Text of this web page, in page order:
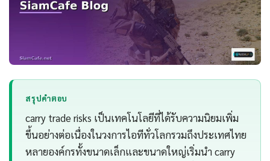
สรุปคำตอบ
carry trade risks เป็นเทคโนโลยีที่ได้รับความนิยมเพิ่ม
ขึ้นอย่างต่อเนื่องในวงการไอทีทั่วโลกรวมถึงประเทศไทย
หลายองค์กรทั้งขนาดเล็กและขนาดใหญ่เริ่มนำ carry